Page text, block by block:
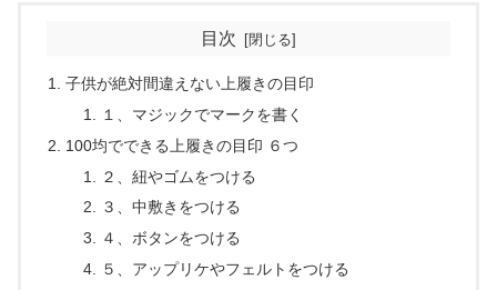
目次
子供が絶対間違えない上履きの目印
１、マジックでマークを書く
100均でできる上履きの目印 ６つ
２、紐やゴムをつける
３、中敷きをつける
４、ボタンをつける
５、アップリケやフェルトをつける